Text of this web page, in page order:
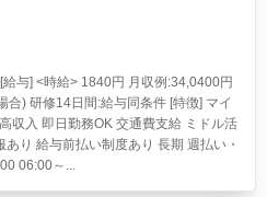
給与] <時給> 1840円 月収例:34,0400円
) 研修14日間:給与同条件 [特徴] マイ
収入 即日勤務OK 交通費支給 ミドル活
り 給与前払い制度あり 長期 週払い・
06:00～...